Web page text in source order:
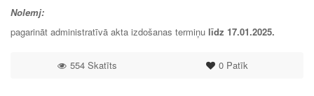
Nolemj:
pagarināt administratīvā akta izdošanas termiņu līdz 17.01.2025.
0Patīk
554 Skatīts